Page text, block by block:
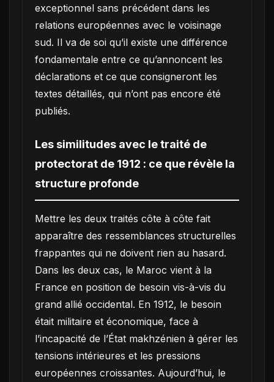
exceptionnel sans précédent dans les
relations européennes avec le voisinage
sud. Il va de soi qu’il existe une différence
fondamentale entre ce qu’annoncent les
déclarations et ce que consigneront les
textes détaillés, qui n’ont pas encore été
publiés.
Les similitudes avec le traité de
protectorat de 1912 : ce que révèle la
structure profonde
Mettre les deux traités côte à côte fait
apparaître des ressemblances structurelles
frappantes qui ne doivent rien au hasard.
Dans les deux cas, le Maroc vient à la
France en position de besoin vis-à-vis du
grand allié occidental. En 1912, le besoin
était militaire et économique, face à
l’incapacité de l’État makhzénien à gérer les
tensions intérieures et les pressions
européennes croissantes. Aujourd’hui, le